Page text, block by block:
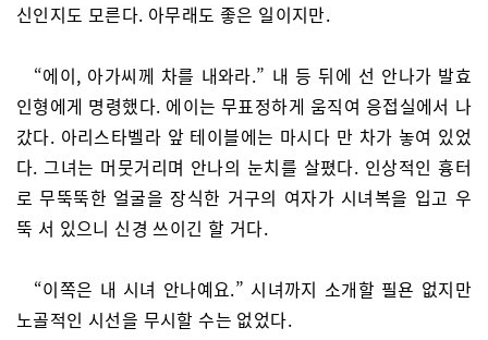
신인지도 모른다. 아무래도 좋은 일이지만.
“에이, 아가씨께 차를 내와라.” 내 등 뒤에 선 안나가 발효
인형에게 명령했다. 에이는 무표정하게 움직여 응접실에서 나
갔다. 아리스타벨라 앞 테이블에는 마시다 만 차가 놓여 있었
다. 그녀는 머뭇거리며 안나의 눈치를 살폈다. 인상적인 흉터
로 무뚝뚝한 얼굴을 장식한 거구의 여자가 시녀복을 입고 우
뚝 서 있으니 신경 쓰이긴 할 거다.
“이쪽은 내 시녀 안나예요.” 시녀까지 소개할 필욘 없지만
노골적인 시선을 무시할 수는 없었다.